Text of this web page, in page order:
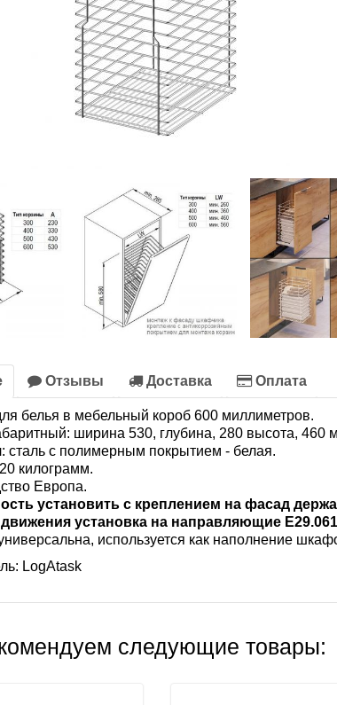
Отзывы Доставка Оплата
белья в мебельный короб 600 миллиметров.
ширина 530, глубина, 280 высота, 460
сталь с полимерным покрытием - белая.
килограмм.
Европа.
установить с креплением на фасад
установка на направляющие
используется как наполнение
LogAtask
следующие товары: